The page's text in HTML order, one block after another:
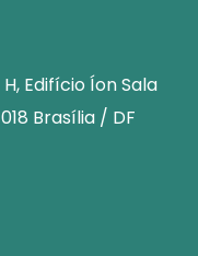
Edifício Íon Sala
Brasília / DF